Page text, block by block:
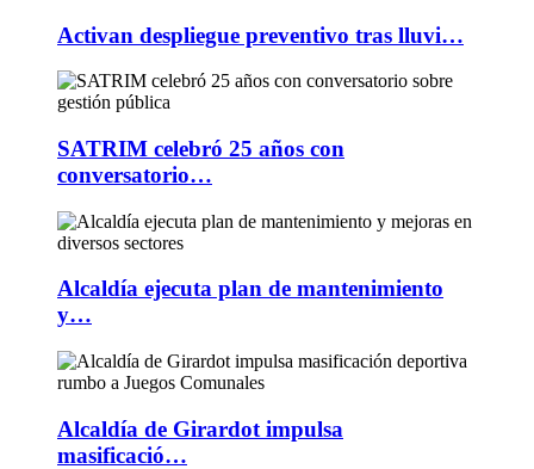
Activan despliegue preventivo tras lluvi…
SATRIM celebró 25 años con
conversatorio…
Alcaldía ejecuta plan de mantenimiento
y…
Alcaldía de Girardot impulsa
masificació…